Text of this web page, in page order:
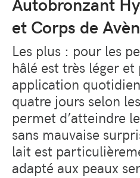
et Corps de
Les plus : pour les
hâlé est très léger
application
quatre jours selon
permet d’atteindre
sans mauvaise
lait est
adapté aux peaux